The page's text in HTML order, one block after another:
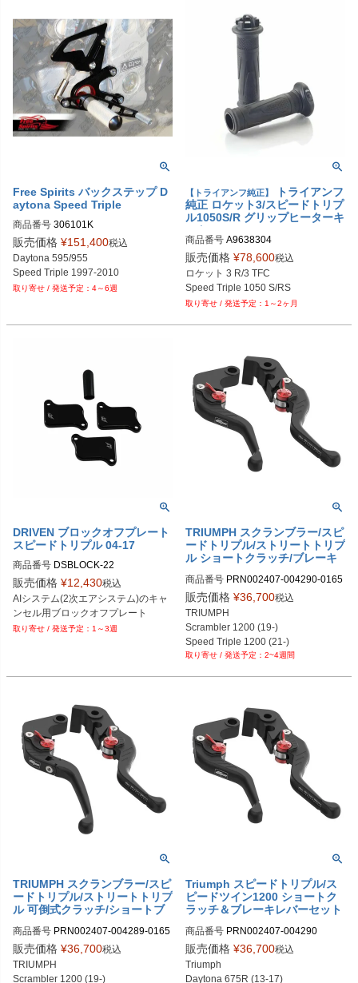
Free Spirits バックステップ D
aytona Speed Triple
商品番号
販売価格 ¥151,400税込
Daytona 595/955
Speed Triple 1997-2010
4～6週
【トライアンフ純正】
トライアンフ
純正 ロケット3/スピードトリプ
ル1050S/R グリップヒーターキ
ット
商品番号 A9638304
販売価格 ¥78,600税込
ロケット 3 R/3 TFC
Speed Triple 1050 S/RS
1～2ヶ月
DRIVEN ブロックオフプレート
スピードトリプル 04-17
商品番号 DSBLOCK-22
B型番：574552
D型番：0930-0159
販売価格 ¥12,430税込
AIシステム(2次エアシステム)のキャ
ンセル用ブロックオフプレート
1～3週
TRIUMPH スクランブラー/スピ
ードトリプル/ストリートトリプ
ル ショートクラッチ/ブレーキ
mance
商品番号 PRN002407-004290-0165
62
PRN002407-004290-016562-01
PRN002407-004290-016562-02
PRN002407-004290-016562-03
PRN002407-004290-016562-04
PRN002407-004290-016562-06
PRN002407-004290-016562-09
PRN002407-004290-016562-10
PRN002407-004290-016562-11
PRN002407-004290-016562-12
PRN002407-004290-016562-13
PRN002407-004290-016562-14
PRN002407-004290-016562-21
販売価格 ¥36,700税込
TRIUMPH
Scrambler 1200 (19-)
Speed Triple 1200 (21-)
Street Triple 765 (23-) 2~4週間
TRIUMPH スクランブラー/スピ
ードトリプル/ストリートトリプ
ル 可倒式クラッチ/ショートブ
erformance
商品番号 PRN002407-004289-0165
62
PRN002407-004289-016562-01
PRN002407-004289-016562-02
販売価格 ¥36,700税込
TRIUMPH
Scrambler 1200 (19-)
Triumph スピードトリプル/ス
ピードツイン1200 ショートク
ラッチ＆ブレーキレバーセット
商品番号 PRN002407-004290
PRN002407-004290-01
PRN002407-004290-02
PRN002407-004290-03
販売価格 ¥36,700税込
Triumph
Daytona 675R (13-17)